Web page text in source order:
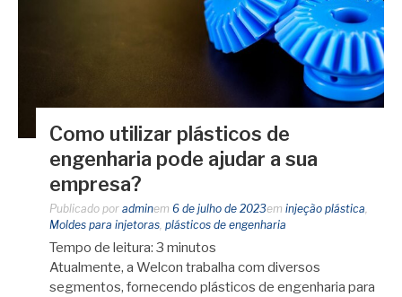
Como utilizar plásticos de
engenharia pode ajudar a sua
empresa?
Publicado por adminem 6 de julho de 2023em injeção plástica
Moldes para injetoras plásticos de engenharia
Tempo de leitura: 3 minutos
Atualmente, a Welcon trabalha com diversos
segmentos, fornecendo plásticos de engenharia para